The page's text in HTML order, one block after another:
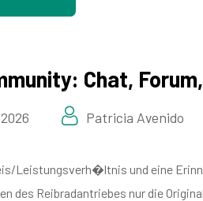
Chat,
Patricia Avenido
Leistungsverh�ltnis und eine
des Reibradantriebes nur die